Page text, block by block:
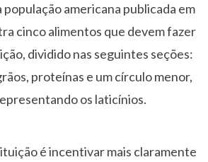
população americana publicada em
cinco alimentos que devem fazer
dividido nas seguintes seções:
proteínas e um círculo menor,
os laticínios.
é incentivar mais claramente